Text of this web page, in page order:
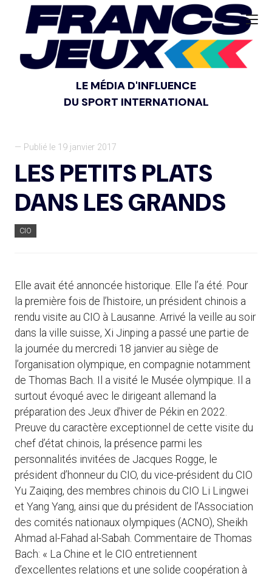
LE MÉDIA D'INFLUENCE
DU SPORT INTERNATIONAL
— Publié le 19 janvier 2017
LES PETITS PLATS
DANS LES GRANDS
CIO
Elle avait été annoncée historique. Elle l’a été. Pour
la première fois de l’histoire, un président chinois a
rendu visite au CIO à Lausanne. Arrivé la veille au soir
dans la ville suisse, Xi Jinping a passé une partie de
la journée du mercredi 18 janvier au siège de
l’organisation olympique, en compagnie notamment
de Thomas Bach. Il a visité le Musée olympique. Il a
surtout évoqué avec le dirigeant allemand la
préparation des Jeux d’hiver de Pékin en 2022.
Preuve du caractère exceptionnel de cette visite du
chef d’état chinois, la présence parmi les
personnalités invitées de Jacques Rogge, le
président d’honneur du CIO, du vice-président du CIO
Yu Zaiqing, des membres chinois du CIO Li Lingwei
et Yang Yang, ainsi que du président de l’Association
des comités nationaux olympiques (ACNO), Sheikh
Ahmad al-Fahad al-Sabah. Commentaire de Thomas
Bach: « La Chine et le CIO entretiennent
d’excellentes relations et une solide coopération à